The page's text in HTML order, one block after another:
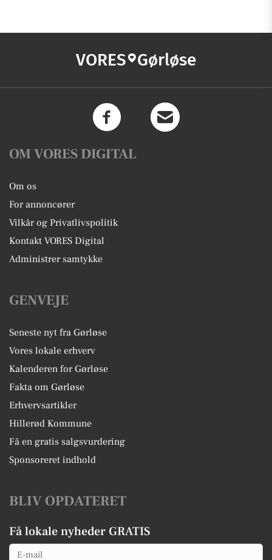
VORES Gørløse
OM VORES DIGITAL
Om os
For annoncører
Vilkår og Privatlivspolitik
Kontakt VORES Digital
Administrer samtykke
GENVEJE
Seneste nyt fra Gørløse
Vores lokale erhverv
Kalenderen for Gørløse
Fakta om Gørløse
Erhvervsartikler
Hillerød Kommune
Få en gratis salgsvurdering
Sponsoreret indhold
BLIV OPDATERET
Få lokale nyheder GRATIS
Email